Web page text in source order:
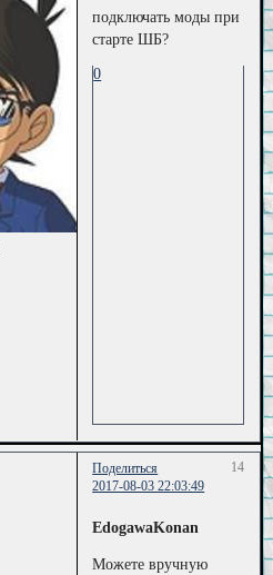
подключать моды при
старте ШБ?
0
Поделиться
14
2017-08-03 22:03:49
EdogawaKonan
Можете вручную